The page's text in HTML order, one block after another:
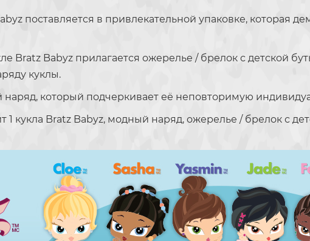
поставляется в привлекательной упаковке, которая
Bratz Babyz прилагается ожерелье / брелок с детской
куклы.
наряд, который подчеркивает её неповторимую
1 кукла Bratz Babyz, модный наряд, ожерелье / брелок с